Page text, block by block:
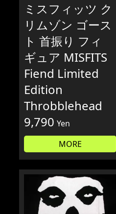
ミスフィッツ ク
リムゾン ゴース
ト 首振り フィ
ギュア MISFITS
Fiend Limited
Edition
Throbblehead
9,790 Yen
MORE